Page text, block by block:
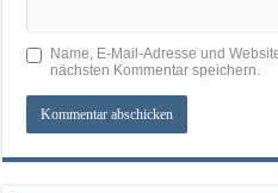
Name, E-Mail-Adresse und
nächsten Kommentar speichern.